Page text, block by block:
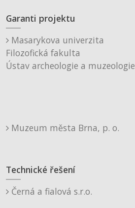
Garanti projektu
Masarykova univerzita
Filozofická fakulta
Ústav archeologie a muzeologie
Muzeum města Brna, p. o.
Technické řešení
Černá a fialová s.r.o.